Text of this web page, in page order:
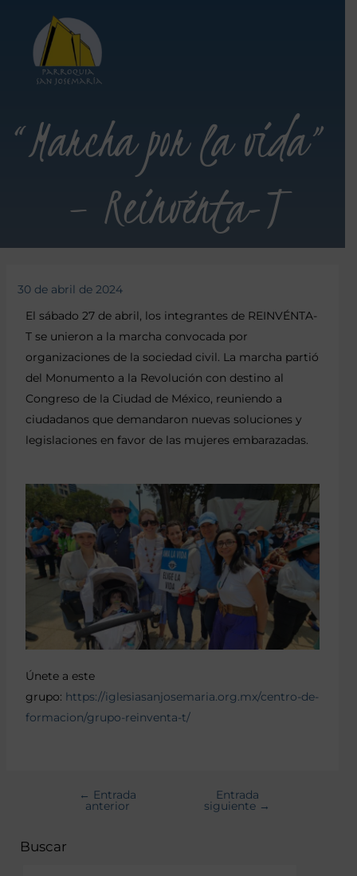
“Marcha por la vida”
– Reinvénta-T
30 de abril de 2024
El sábado 27 de abril, los integrantes de REINVÉNTA-
T se unieron a la marcha convocada por
organizaciones de la sociedad civil. La marcha partió
del Monumento a la Revolución con destino al
Congreso de la Ciudad de México, reuniendo a
ciudadanos que demandaron nuevas soluciones y
legislaciones en favor de las mujeres embarazadas.
Únete a este
grupo: https://iglesiasanjosemaria.org.mx/centro-de-
formacion/grupo-reinventa-t/
← Entrada
anterior
Entrada
siguiente →
Buscar